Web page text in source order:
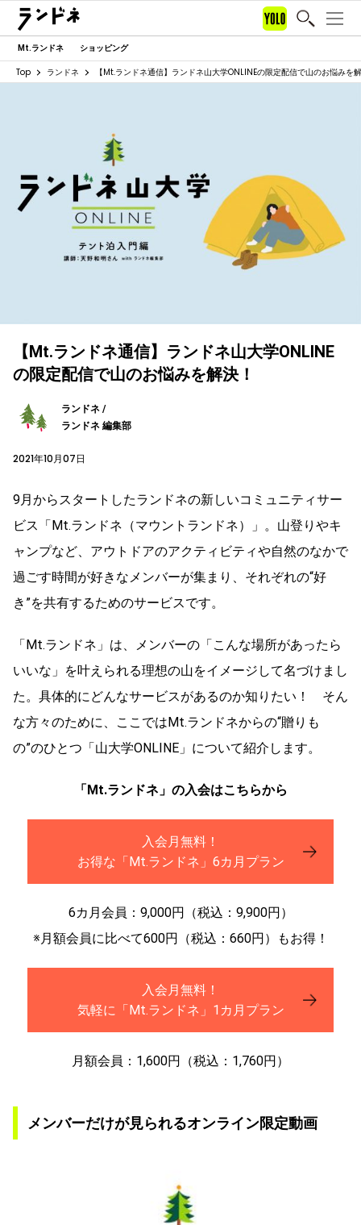
Mt.ランドネ ショッピング
Top ランドネ 【Mt.ランドネ通信】ランドネ山大学ONLINEの限定配信で山のお悩みを
【Mt.ランドネ通信】ランドネ山大学ONLINE
の限定配信で山のお悩みを解決！
ランドネ /
ランドネ 編集部
2021年10月07日
9月からスタートしたランドネの新しいコミュニティサー
ビス「Mt.ランドネ（マウントランドネ）」。山登りやキ
ャンプなど、アウトドアのアクティビティや自然のなかで
過ごす時間が好きなメンバーが集まり、それぞれの“好
き”を共有するためのサービスです。
「Mt.ランドネ」は、メンバーの「こんな場所があったら
いいな」を叶えられる理想の山をイメージして名づけまし
た。具体的にどんなサービスがあるのか知りたい！ そん
な方々のために、ここではMt.ランドネからの“贈りも
の”のひとつ「山大学ONLINE」について紹介します。
「Mt.ランドネ」の入会はこちらから
入会月無料！
お得な「Mt.ランドネ」6カ月プラン
6カ月会員：9,000円（税込：9,900円）
※月額会員に比べて600円（税込：660円）もお得！
入会月無料！
気軽に「Mt.ランドネ」1カ月プラン
月額会員：1,600円（税込：1,760円）
メンバーだけが見られるオンライン限定動画